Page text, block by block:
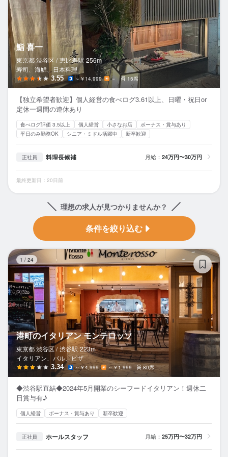
鮨 喜一
東京都 渋谷区 / 恵比寿駅 256m
寿司、海鮮、日本料理
3.55 ～￥14,999 － 15席
【独立希望者歓迎】個人経営の食べログ3.61以上、日曜・祝日or
定休一週間の連休あり
食べログ評価 3.5以上 個人経営 小さなお店
ボーナス・賞与あり
平日のみ勤務OK
シニア・ミドル活躍中 新卒歓迎
正社員 料理長候補 月給： 24万円〜30万円
最終更新日：20日前
理想の求人が見つかりませんか？
条件を絞り込む
1 / 24
港町のイタリアン モンテロッソ
東京都 渋谷区 / 渋谷駅 223m
イタリアン、バル、ピザ
3.34 ～￥4,999 ～￥1,999 80席
◆渋谷駅直結◆2024年5月開業のシーフードイタリアン！週休二
日賞与有♪
個人経営 ボーナス・賞与あり 新卒歓迎
正社員 ホールスタッフ 月給： 25万円〜32万円